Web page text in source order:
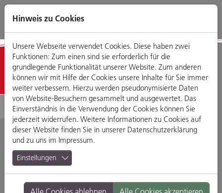
Direkt
zum
Zum
Hauptmenü
Zum
Footermenü
Zur
Website-
Detailansicht
Friseur Hair2Go!
Dr.-Gessler-Straße 41-47, 93051 Regensburg
Hinweis zu Cookies
Unsere Webseite verwendet Cookies. Diese haben zwei
Funktionen: Zum einen sind sie erforderlich für die
grundlegende Funktionalität unserer Website. Zum anderen
können wir mit Hilfe der Cookies unsere Inhalte für Sie immer
weiter verbessern. Hierzu werden pseudonymisierte Daten
von Website-Besuchern gesammelt und ausgewertet. Das
Einverständnis in die Verwendung der Cookies können Sie
jederzeit widerrufen. Weitere Informationen zu Cookies auf
dieser Website finden Sie in unserer Datenschutzerklärung
und zu uns im Impressum.
Einstellungen